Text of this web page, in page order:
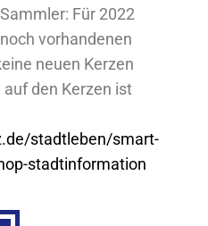
Für 2022
vorhandenen
neuen Kerzen
den Kerzen ist
stadtleben/smart-
stadtinformation